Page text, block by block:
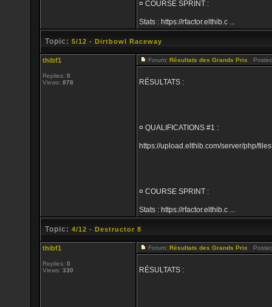
¤ COURSE SPRINT :
Stats : https://rfactor.elthib.c ...
Topic: 5/12 - Dirtbowl Raceway
thibf1
Replies: 0
Views: 878
Forum: Résultats des Grands Prix
RÉSULTATS :
¤ QUALIFICATIONS #1 :
https://upload.elthib.com/server/php/
¤ COURSE SPRINT :
Stats : https://rfactor.elthib.c ...
Topic: 4/12 - Destructor 8
thibf1
Replies: 0
Views: 330
Forum: Résultats des Grands Prix
RÉSULTATS :